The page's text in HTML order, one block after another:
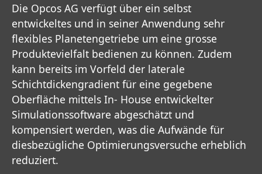
Die Opcos AG verfügt über ein selbst
entwickeltes und in seiner Anwendung sehr
flexibles Planetengetriebe um eine grosse
Produktevielfalt bedienen zu können. Zudem
kann bereits im Vorfeld der laterale
Schichtdickengradient für eine gegebene
Oberfläche mittels In- House entwickelter
Simulationssoftware abgeschätzt und
kompensiert werden, was die Aufwände für
diesbezügliche Optimierungsversuche erheblich
reduziert.